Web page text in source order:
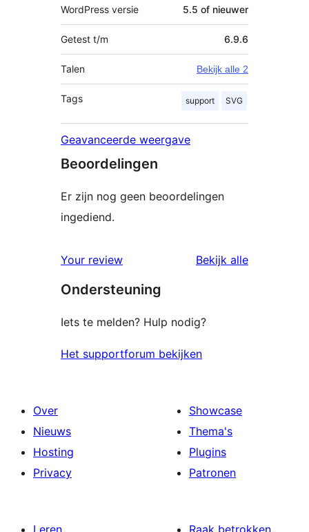
WordPress versie 5.5 of nieuwer
Getest t/m 6.9.6
Talen Bekijk alle 2
Tags support SVG
Geavanceerde weergave
Beoordelingen
Er zijn nog geen beoordelingen
ingediend.
Your review
Bekijk alle
Ondersteuning
Iets te melden? Hulp nodig?
Het supportforum bekijken
Over
Nieuws
Hosting
Privacy
Showcase
Thema's
Plugins
Patronen